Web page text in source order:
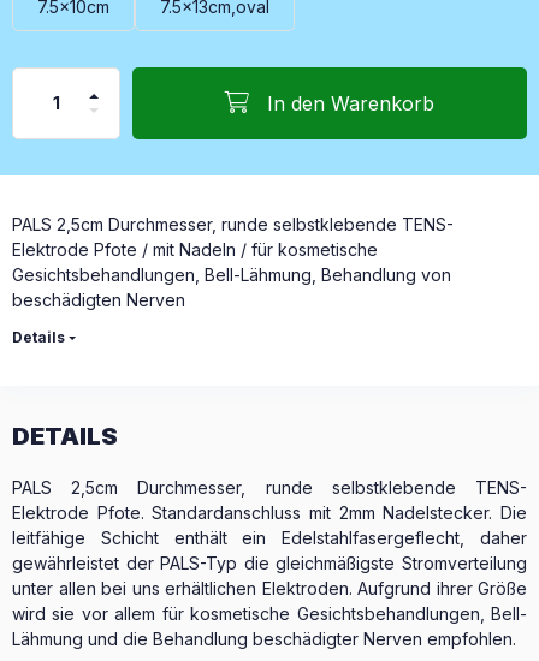
7.5x10cm 7.5x13cm,oval
In den Warenkorb
PALS 2,5cm Durchmesser, runde selbstklebende TENS-
Elektrode Pfote / mit Nadeln / für kosmetische
Gesichtsbehandlungen, Bell-Lähmung, Behandlung von
beschädigten Nerven
Details
DETAILS
PALS 2,5cm Durchmesser, runde selbstklebende TENS-
Elektrode Pfote. Standardanschluss mit 2mm Nadelstecker. Die
leitfähige Schicht enthält ein Edelstahlfasergeflecht, daher
gewährleistet der PALS-Typ die gleichmäßigste Stromverteilung
unter allen bei uns erhältlichen Elektroden. Aufgrund ihrer Größe
wird sie vor allem für kosmetische Gesichtsbehandlungen, Bell-
Lähmung und die Behandlung beschädigter Nerven empfohlen.